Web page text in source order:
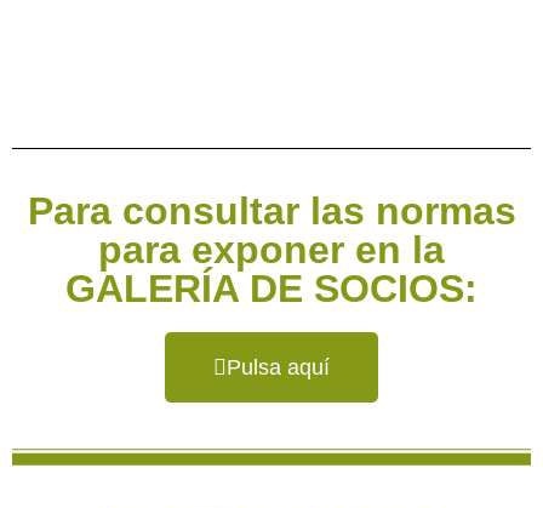
Para consultar las normas
para exponer en la
GALERÍA DE SOCIOS:
Pulsa aquí